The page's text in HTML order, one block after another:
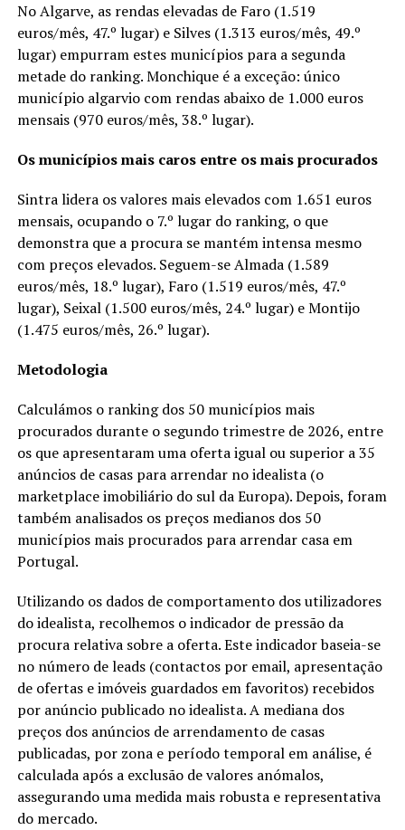
No Algarve, as rendas elevadas de Faro (1.519
euros/mês, 47.º lugar) e Silves (1.313 euros/mês, 49.º
lugar) empurram estes municípios para a segunda
metade do ranking. Monchique é a exceção: único
município algarvio com rendas abaixo de 1.000 euros
mensais (970 euros/mês, 38.º lugar).
Os municípios mais caros entre os mais procurados
Sintra lidera os valores mais elevados com 1.651 euros
mensais, ocupando o 7.º lugar do ranking, o que
demonstra que a procura se mantém intensa mesmo
com preços elevados. Seguem-se Almada (1.589
euros/mês, 18.º lugar), Faro (1.519 euros/mês, 47.º
lugar), Seixal (1.500 euros/mês, 24.º lugar) e Montijo
(1.475 euros/mês, 26.º lugar).
Metodologia
Calculámos o ranking dos 50 municípios mais
procurados durante o segundo trimestre de 2026, entre
os que apresentaram uma oferta igual ou superior a 35
anúncios de casas para arrendar no idealista (o
marketplace imobiliário do sul da Europa). Depois, foram
também analisados os preços medianos dos 50
municípios mais procurados para arrendar casa em
Portugal.
Utilizando os dados de comportamento dos utilizadores
do idealista, recolhemos o indicador de pressão da
procura relativa sobre a oferta. Este indicador baseia-se
no número de leads (contactos por email, apresentação
de ofertas e imóveis guardados em favoritos) recebidos
por anúncio publicado no idealista. A mediana dos
preços dos anúncios de arrendamento de casas
publicadas, por zona e período temporal em análise, é
calculada após a exclusão de valores anómalos,
assegurando uma medida mais robusta e representativa
do mercado.